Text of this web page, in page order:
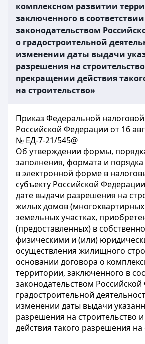
комплексном развитии
заключенного в
законодательством
о градостроительной
изменении даты выдачи
разрешения на
прекращении действия
на строительство»
Приказ Федеральной
Российской Федерации от 16
№ ЕД-7-21/545@
Об утверждении формы,
заполнения, формата и порядка
в электронной форме в
субъекту Российской
дате выдачи разрешения на
жилых домов
земельных участках,
(предоставленных) в
физическими и (или)
осуществления жилищного
основании договора о
территории, заключенного в
законодательством
градостроительной
изменении даты выдачи
разрешения на строительство
действия такого разрешения на